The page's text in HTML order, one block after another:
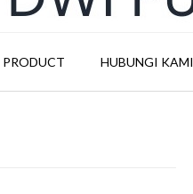
PRODUCT HUBUNGI KAMI